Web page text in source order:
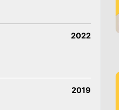
2022
2019